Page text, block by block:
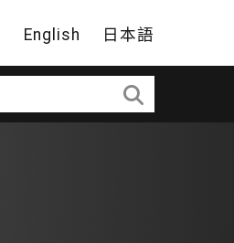
English 日本語